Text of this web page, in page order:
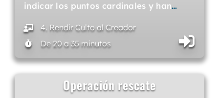
indicar los puntos cardinales y han…
4. Rendir Culto al Creador
De 20 a 35 minutos
Operación rescate